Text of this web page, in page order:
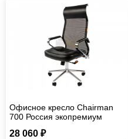
Офисное кресло Chairman
700 Россия экопремиум
28 060 ₽